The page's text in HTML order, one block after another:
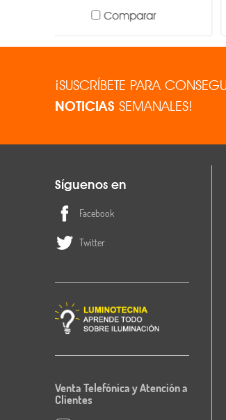
Comparar
¡SUSCRÍBETE PARA
NOTICIAS SEMANALES!
Síguenos en
Facebook
Twitter
Venta Telefónica y Atención a
Clientes